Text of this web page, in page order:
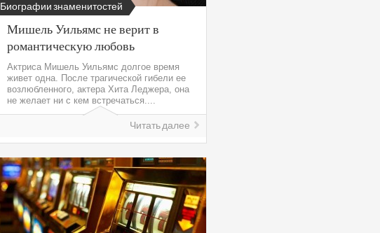
Биографии знаменитостей
Мишель Уильямс не верит в
романтическую любовь
Актриса Мишель Уильямс долгое время
живет одна. После трагической гибели ее
возлюбленного, актера Хита Леджера, она
не желает ни с кем встречаться....
Читать далее